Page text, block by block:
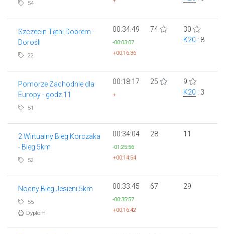
54
Szczecin Tętni Dobrem -
Dorośli
22
00:34:49
-00:03:07
+00:16:36
74
30
K20 : 8
Pomorze Zachodnie dla
Europy - godz.11
51
00:18:17
+
25
9
K20 : 3
2 Wirtualny Bieg Korczaka
- Bieg 5km
52
00:34:04
-01:25:56
+00:14:54
28 11
Nocny Bieg Jesieni 5km
55
Dyplom
00:33:45
-00:35:57
+00:16:42
67 29